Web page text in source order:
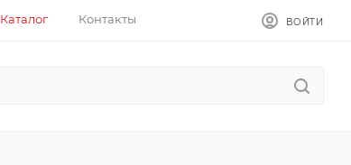
Каталог Контакты ВОЙТИ